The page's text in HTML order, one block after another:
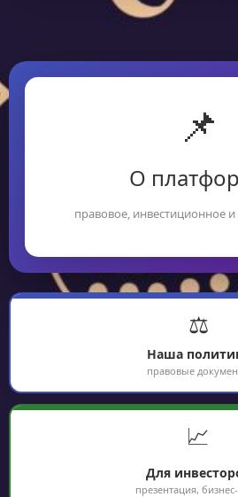
📌
О
правовое, инвестиционное
⚖️
Наша
правовые
📈
Для
презентация,